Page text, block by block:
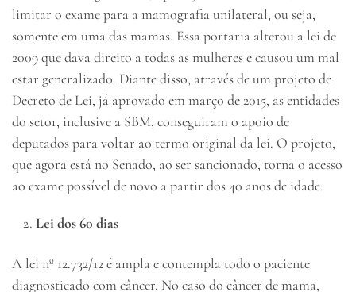
limitar o exame para a mamografia unilateral, ou seja,
somente em uma das mamas. Essa portaria alterou a lei de
2009 que dava direito a todas as mulheres e causou um mal
estar generalizado. Diante disso, através de um projeto de
Decreto de Lei, já aprovado em março de 2015, as entidades
do setor, inclusive a SBM, conseguiram o apoio de
deputados para voltar ao termo original da lei. O projeto,
que agora está no Senado, ao ser sancionado, torna o acesso
ao exame possível de novo a partir dos 40 anos de idade.
Lei dos 60 dias
A lei nº 12.732/12 é ampla e contempla todo o paciente
diagnosticado com câncer. No caso do câncer de mama,